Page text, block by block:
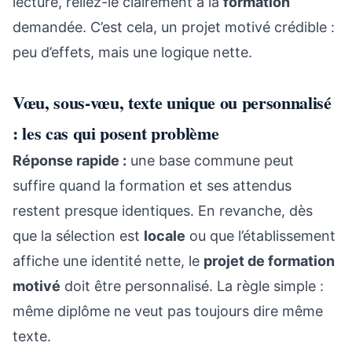
demandée. C’est cela, un projet motivé crédible :
peu d’effets, mais une logique nette.
Vœu, sous-vœu, texte unique ou personnalisé
: les cas qui posent problème
Réponse rapide : une base commune peut
suffire quand la formation et ses attendus
restent presque identiques. En revanche, dès
que la sélection est locale ou que l’établissement
affiche une identité nette, le projet de formation
motivé doit être personnalisé. La règle simple :
même diplôme ne veut pas toujours dire même
texte.